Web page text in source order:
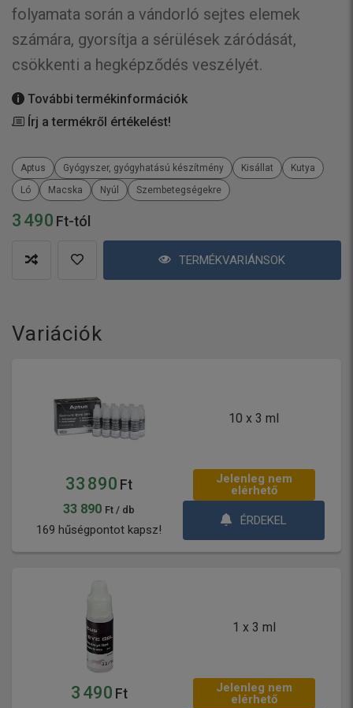
3 490 Ft-tól
TERMÉKVARIÁNSOK
folyamata során a vándorló sejtes elemek
számára, gyorsítja a sérülések záródását,
csökkenti a hegképződés veszélyét.
További termékinformációk
Írj a termékről értékelést!
Aptus Gyógyszer, gyógyhatású készítmény Kisállat
Kutya
Ló
Macska Nyúl Szembetegségekre
Variációk
10 x 3 ml
33 890 Ft
33 890 Ft / db
169 hűségpontot kapsz!
Jelenleg nem
elérhető
ÉRDEKEL
1 x 3 ml
3 490 Ft
Jelenleg nem
elérhető